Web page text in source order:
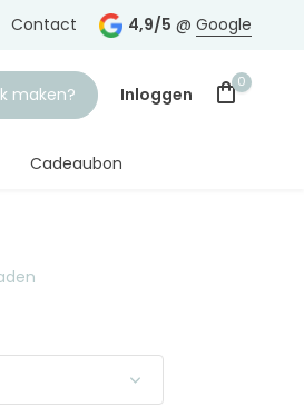
verzending vanaf € 75,-
Contact 4,9/5 @ Google
maken? Inloggen
0
Cadeaubon